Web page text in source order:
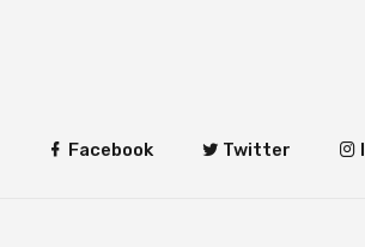
Facebook Twitter